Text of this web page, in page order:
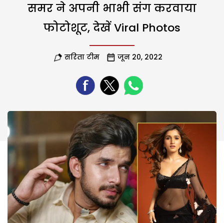
समर ने अपनी भाभी संग करवाया
फोटोशूट, देखें Viral Photos
सरिता टीम जून 20, 2022